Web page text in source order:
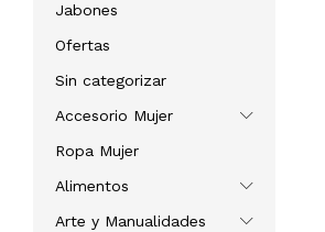
Jabones
Ofertas
Sin categorizar
Accesorio Mujer
Ropa Mujer
Alimentos
Arte y Manualidades